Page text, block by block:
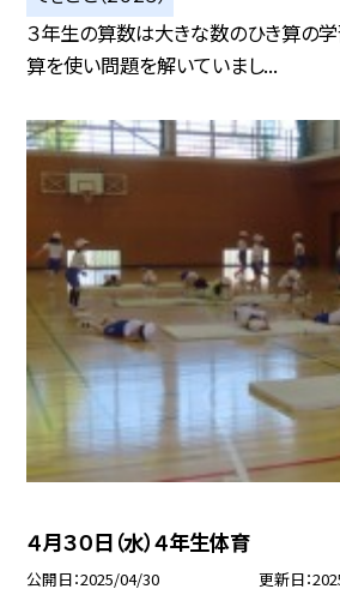
３年生の算数は大きな数のひき算の学
算を使い問題を解いていまし...
４月３０日（水）４年生体育
公開日 2025/04/30 更新日